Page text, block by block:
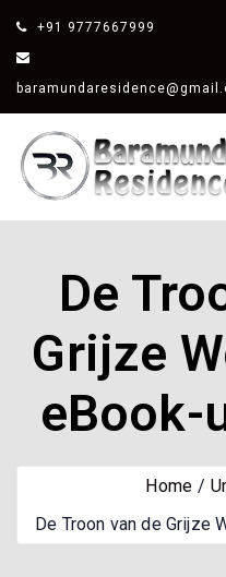
+91 9777667999
De
Grijze
eBook-
Home
De Troon van de Grijze